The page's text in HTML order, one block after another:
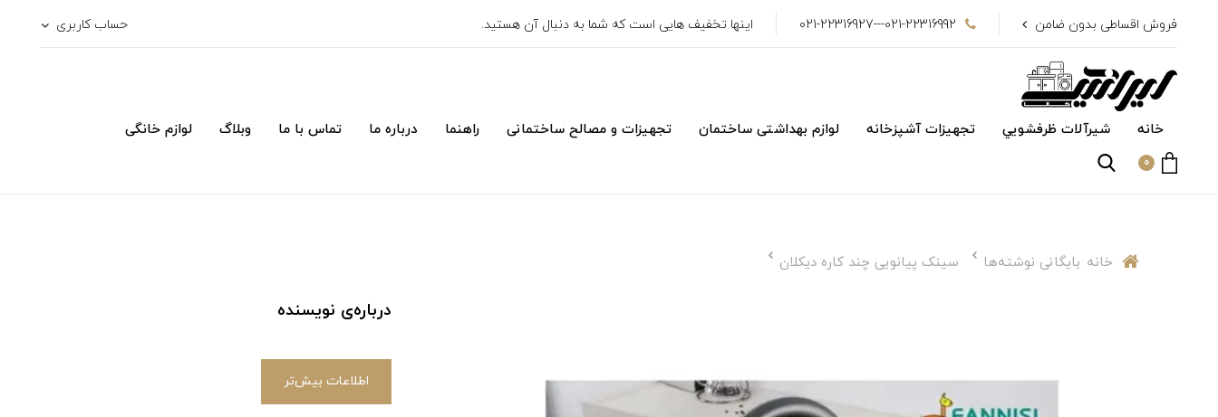
فروش اقساطی بدون ضامن 021-22316992---021-22316927 اینها تخفیف هایی است که شما به دنبال آن هستید. حساب کاربری
خانه شیرآلات ظرفشويي تجهیزات آشپزخانه لوازم بهداشتی ساختمان تجهیزات و مصالح ساختمانی راهنما درباره ما تماس با ما وبلاگ لوازم خانگی
0
خانه بایگانی نوشته‌ها سینک پیانویی چند کاره دیکلان
درباره‌ی نویسنده
اطلاعات بیش‌تر